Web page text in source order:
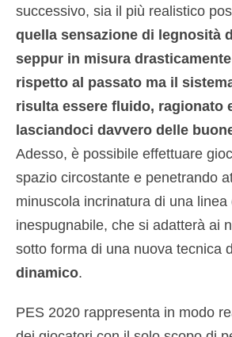
successivo, sia il più realistico
quella sensazione di legnosità
seppur in misura
rispetto al passato ma il
risulta essere fluido, ragionato
lasciandoci davvero delle
Adesso, è possibile effettuare
spazio circostante e penetrando
minuscola incrinatura di una linea
inespugnabile, che si adatterà ai
sotto forma di una nuova tecnica
dinamico.
PES 2020 rappresenta in modo